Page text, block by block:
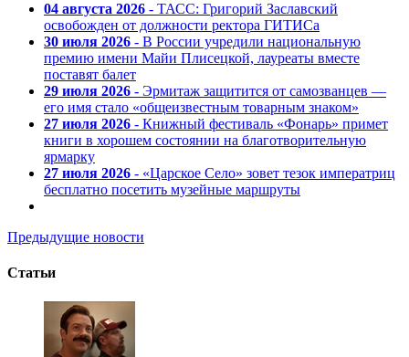
04 августа 2026 - ТАСС: Григорий Заславский
освобожден от должности ректора ГИТИСа
30 июля 2026 - В России учредили национальную
премию имени Майи Плисецкой, лауреаты вместе
поставят балет
29 июля 2026 - Эрмитаж защитится от самозванцев —
его имя стало «общеизвестным товарным знаком»
27 июля 2026 - Книжный фестиваль «Фонарь» примет
книги в хорошем состоянии на благотворительную
ярмарку
27 июля 2026 - «Царское Село» зовет тезок императриц
бесплатно посетить музейные маршруты
Предыдущие новости
Статьи